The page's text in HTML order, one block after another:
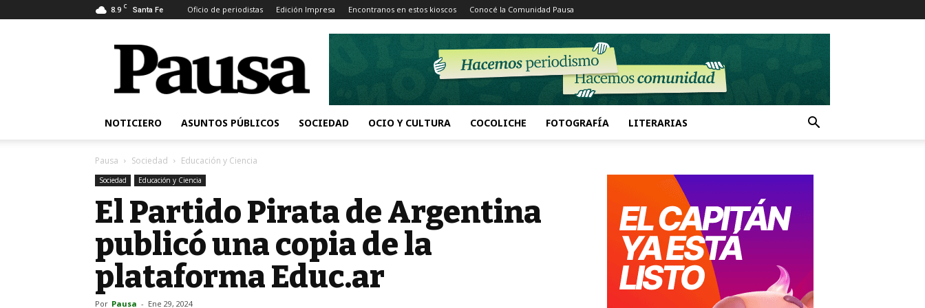
8.9 C Santa Fe Oficio de periodistas Edición Impresa Encontranos en estos kioscos Conocé la Comunidad Pausa
Pausa
NOTICIERO ASUNTOS PÚBLICOS SOCIEDAD OCIO Y CULTURA COCOLICHE FOTOGRAFÍA LITERARIAS
Pausa Sociedad Educación y Ciencia
Sociedad Educación y Ciencia
El Partido Pirata de Argentina
publicó una copia de la
plataforma Educ.ar
Por Pausa - Ene 29, 2024